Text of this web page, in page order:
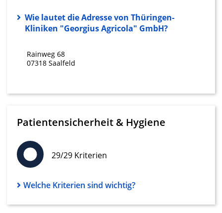
Wie lautet die Adresse von Thüringen-
Kliniken "Georgius Agricola" GmbH?
Rainweg 68
07318 Saalfeld
Patientensicherheit & Hygiene
29/29 Kriterien
Welche Kriterien sind wichtig?
Analyse von Zielgruppen durch Statistiken
oder Kombinationen von Daten aus
verschiedenen Quellen
Entwicklung und Verbesserung der
Angebote
Verwendung genauer Standortdaten
Geräte anhand von aktiv angeforderten
Informationen identifizieren
Nicht-IAB-Verarbeitungszwecke:
Notwendig
Performance